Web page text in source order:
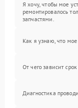
Я хочу, чтобы мое
ремонтировалось
запчастями.
Как я узнаю, что мое
От чего зависит
Диагностика